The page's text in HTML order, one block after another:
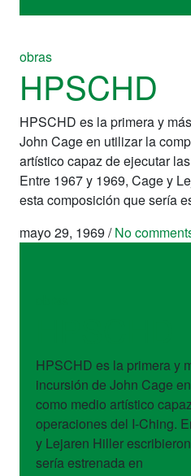
obras
HPSCHD
HPSCHD es la primera y
John Cage en utilizar la
artístico capaz de ejecutar
Entre 1967 y 1969, Cage y
esta composición que sería
mayo 29, 1969 / No
HPSCHD es la primera y
incursión de John Cage
como medio artístico
operaciones del I-Ching.
y Lejaren Hiller
sería estrenada en